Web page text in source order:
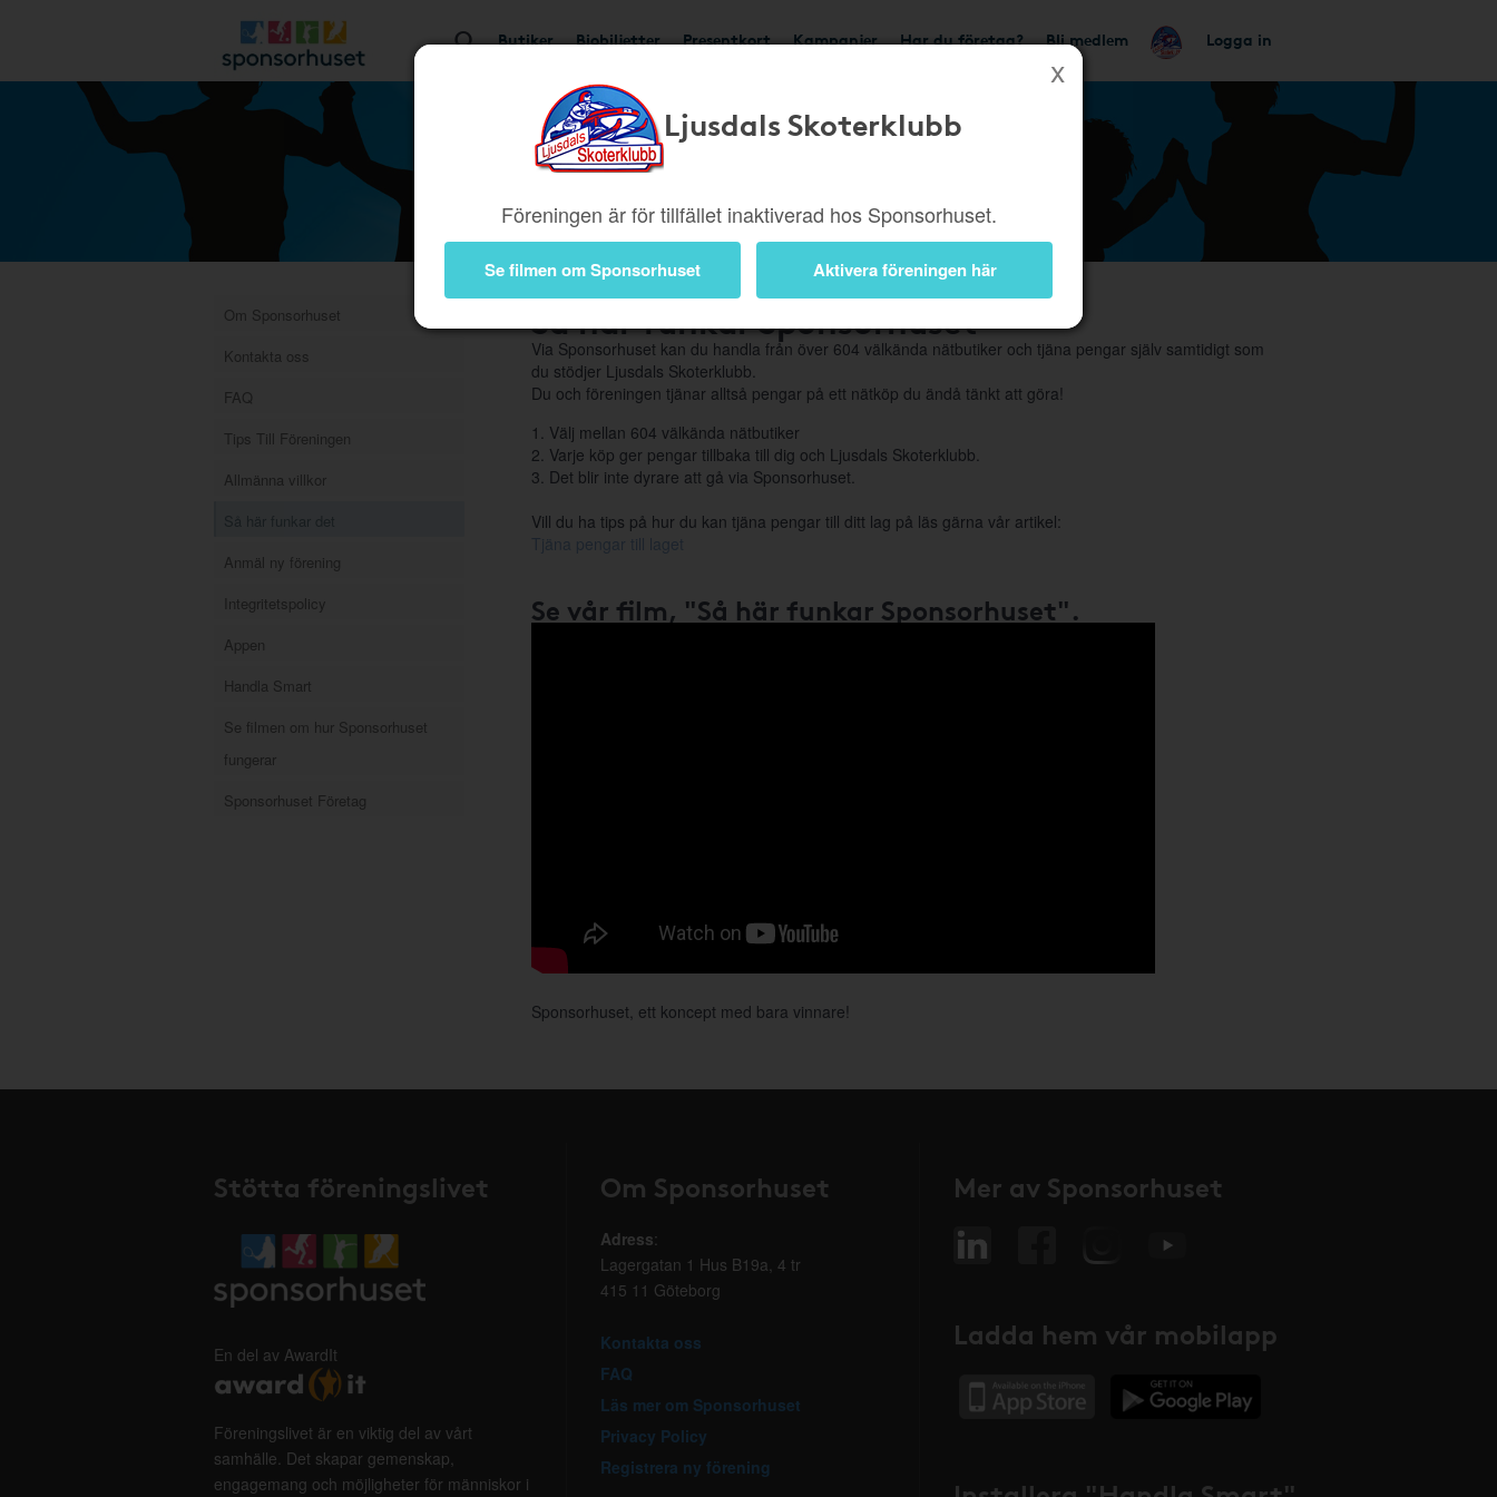
Butiker Biobiljetter Presentkort Kampanjer Har du företag? Bli medlem Logga in
Ljusdals Skoterklubb
Föreningen är för tillfället inaktiverad hos Sponsorhuset.
Se filmen om Sponsorhuset Aktivera föreningen här
Om Sponsorhuset
Om Sponsorhuset
Kontakta oss
FAQ
Tips Till Föreningen
Allmänna villkor
Anmäl ny förening
Integritetspolicy
Appen
Handla Smart
Se filmen om hur Sponsorhuset
fungerar
Sponsorhuset Företag
Så här funkar Sponsorhuset
Via Sponsorhuset kan du handla från över 604 välkända nätbutiker och tjäna pengar själv samtidigt som
du stödjer Ljusdals Skoterklubb.
Du och föreningen tjänar alltså pengar på ett nätköp du ändå tänkt att göra!
1. Välj mellan 604 välkända nätbutiker
2. Varje köp ger pengar tillbaka till dig och Ljusdals Skoterklubb.
3. Det blir inte dyrare att gå via Sponsorhuset.
Vill du ha tips på hur du kan tjäna pengar till ditt lag på läs gärna vår artikel:
Tjäna pengar till laget
Se vår film, "Så här funkar Sponsorhuset".
Sponsorhuset, ett koncept med bara vinnare!
Stötta föreningslivet
En del av AwardIt
Föreningslivet är en viktig del av vårt
samhälle. Det skapar gemenskap,
engagemang och möjligheter för människor i
Om Sponsorhuset
Adress:
Lagergatan 1 Hus B19a, 4 tr
415 11 Göteborg
Kontakta oss
FAQ
Läs mer om Sponsorhuset
Privacy Policy
Registrera ny förening
Mer av Sponsorhuset
Ladda hem vår mobilapp